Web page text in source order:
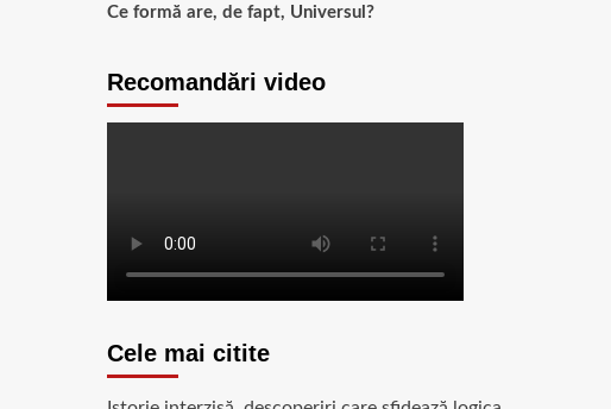
Ce formă are, de fapt, Universul?
Recomandări video
Cele mai citite